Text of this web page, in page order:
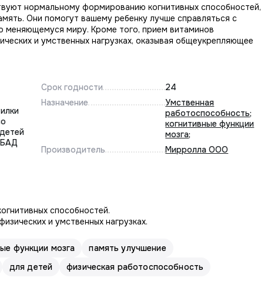
нормальному формированию когнитивных способностей,
Они помогут вашему ребенку лучше справляться с
меняющемуся миру. Кроме того, прием витаминов
и умственных нагрузках, оказывая общеукрепляющее
БАД
Срок годности
24
Назначение
Умственная
работоспособность;
когнитивные функции
мозга;
Производитель
Мирролла ООО
способностей.
и умственных нагрузках.
функции мозга
память улучшение
для детей
физическая работоспособность